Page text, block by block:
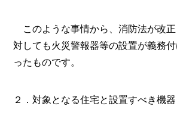
このような事情から、消防法が改
対しても火災警報器等の設置が義務
ったものです。
２．対象となる住宅と設置すべき機器